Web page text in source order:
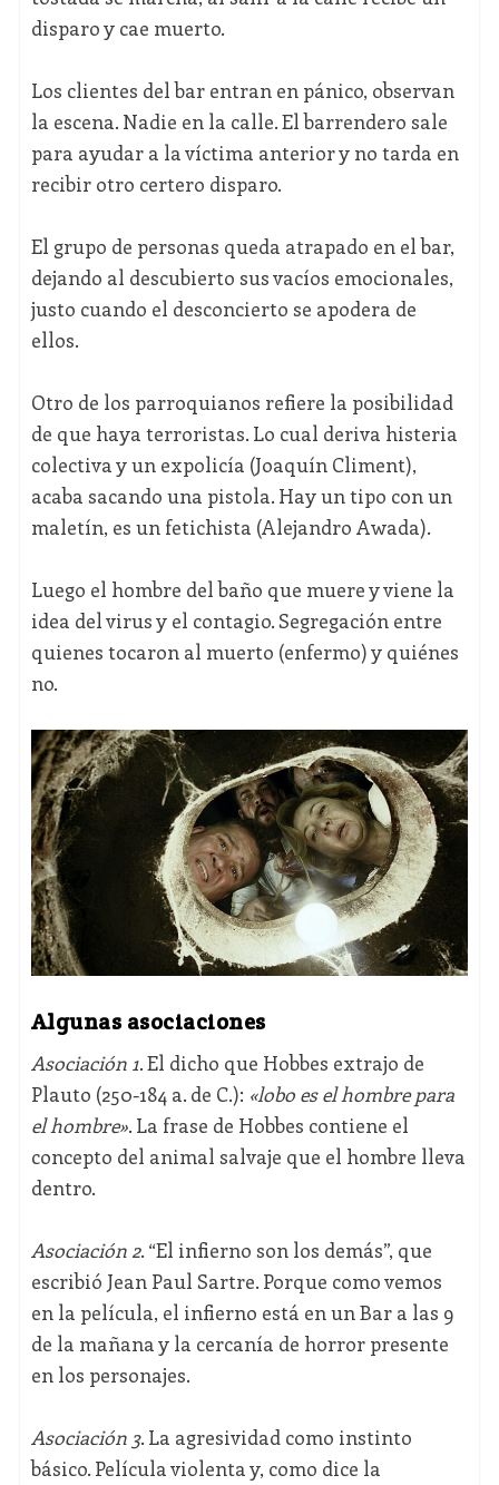
disparo y cae muerto.
Los clientes del bar entran en pánico, observan
la escena. Nadie en la calle. El barrendero sale
para ayudar a la víctima anterior y no tarda en
recibir otro certero disparo.
El grupo de personas queda atrapado en el bar,
dejando al descubierto sus vacíos emocionales,
justo cuando el desconcierto se apodera de
ellos.
Otro de los parroquianos refiere la posibilidad
de que haya terroristas. Lo cual deriva histeria
colectiva y un expolicía (Joaquín Climent),
acaba sacando una pistola. Hay un tipo con un
maletín, es un fetichista (Alejandro Awada).
Luego el hombre del baño que muere y viene la
idea del virus y el contagio. Segregación entre
quienes tocaron al muerto (enfermo) y quiénes
no.
Algunas asociaciones
Asociación 1. El dicho que Hobbes extrajo de
Plauto (250-184 a. de C.): «lobo es el hombre para
el hombre». La frase de Hobbes contiene el
concepto del animal salvaje que el hombre lleva
dentro.
Asociación 2. “El infierno son los demás”, que
escribió Jean Paul Sartre. Porque como vemos
en la película, el infierno está en un Bar a las 9
de la mañana y la cercanía de horror presente
en los personajes.
Asociación 3. La agresividad como instinto
básico. Película violenta y, como dice la